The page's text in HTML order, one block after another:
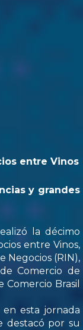
entre Vinos
y grandes
la décimo
entre Vinos,
Negocios (RIN),
Comercio de
Comercio Brasil
en esta jornada
destacó por su